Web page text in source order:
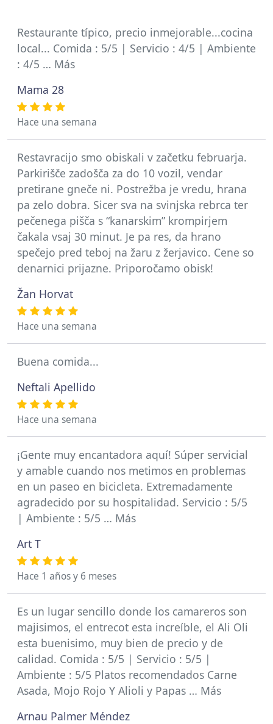
Restaurante típico, precio inmejorable...cocina
local... Comida : 5/5 | Servicio : 4/5 | Ambiente
: 4/5 … Más
Mama 28
Hace una semana
Restavracijo smo obiskali v začetku februarja.
Parkirišče zadošča za do 10 vozil, vendar
pretirane gneče ni. Postrežba je vredu, hrana
pa zelo dobra. Sicer sva na svinjska rebrca ter
pečenega pišča s “kanarskim” krompirjem
čakala vsaj 30 minut. Je pa res, da hrano
spečejo pred teboj na žaru z žerjavico. Cene so
denarnici prijazne. Priporočamo obisk!
Žan Horvat
Hace una semana
Buena comida...
Neftali Apellido
Hace una semana
¡Gente muy encantadora aquí! Súper servicial
y amable cuando nos metimos en problemas
en un paseo en bicicleta. Extremadamente
agradecido por su hospitalidad. Servicio : 5/5
| Ambiente : 5/5 … Más
Art T
Hace 1 años y 6 meses
Es un lugar sencillo donde los camareros son
majisimos, el entrecot esta increíble, el Ali Oli
esta buenisimo, muy bien de precio y de
calidad. Comida : 5/5 | Servicio : 5/5 |
Ambiente : 5/5 Platos recomendados Carne
Asada, Mojo Rojo Y Alioli y Papas … Más
Arnau Palmer Méndez